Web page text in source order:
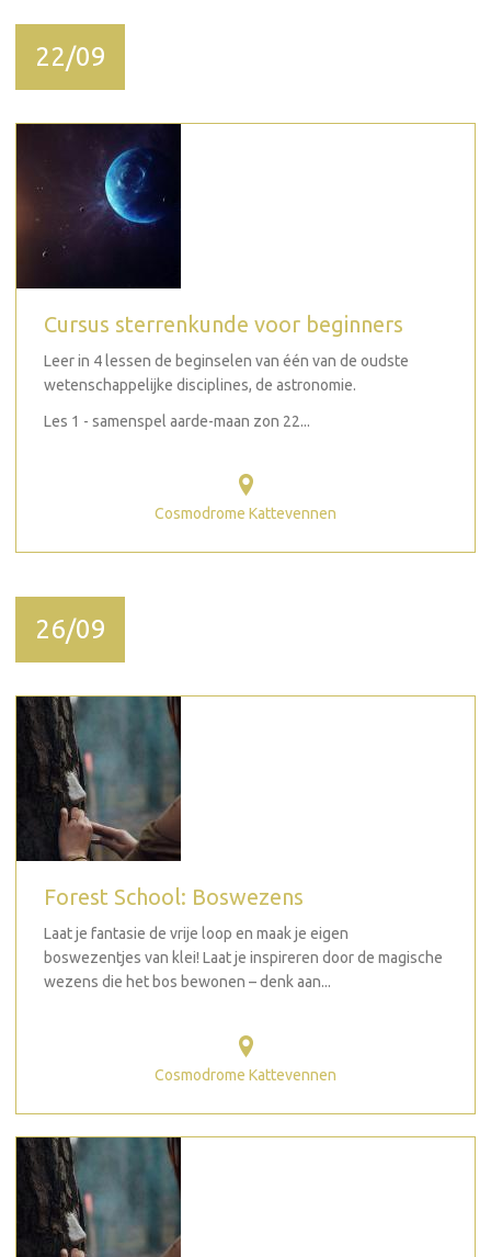
22/09
Cursus sterrenkunde voor beginners
Leer in 4 lessen de beginselen van één van de oudste
wetenschappelijke disciplines, de astronomie.
Les 1 - samenspel aarde-maan zon 22...
Cosmodrome Kattevennen
26/09
Forest School: Boswezens
Laat je fantasie de vrije loop en maak je eigen
boswezentjes van klei! Laat je inspireren door de magische
wezens die het bos bewonen – denk aan...
Cosmodrome Kattevennen